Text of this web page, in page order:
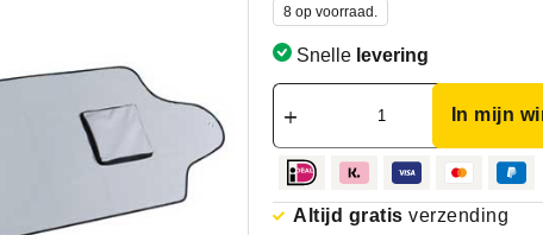
8 op voorraad.
Snelle levering
In mijn
Altijd gratis verzending